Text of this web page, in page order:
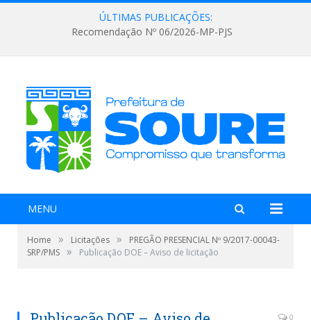
ÚLTIMAS PUBLICAÇÕES:
Recomendação Nº 06/2026-MP-PJS
MENU
Home » Licitações »
PREGÃO PRESENCIAL Nº 9/2017-00043-
SRP/PMS » Publicação DOE – Aviso de licitação
0